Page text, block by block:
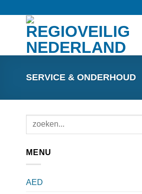
SERVICE & ONDERHOUD
Zoeken
MENU
AED